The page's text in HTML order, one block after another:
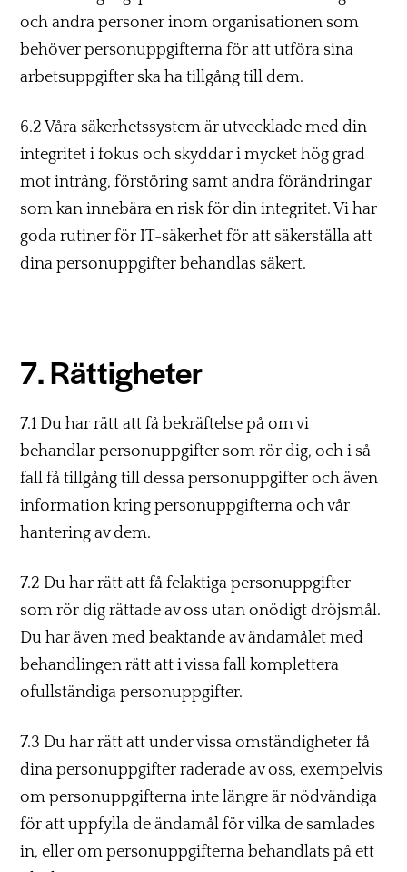
och andra personer inom organisationen som
behöver personuppgifterna för att utföra sina
arbetsuppgifter ska ha tillgång till dem.
6.2 Våra säkerhetssystem är utvecklade med din
integritet i fokus och skyddar i mycket hög grad
mot intrång, förstöring samt andra förändringar
som kan innebära en risk för din integritet. Vi har
goda rutiner för IT-säkerhet för att säkerställa att
dina personuppgifter behandlas säkert.
7. Rättigheter
7.1 Du har rätt att få bekräftelse på om vi
behandlar personuppgifter som rör dig, och i så
fall få tillgång till dessa personuppgifter och även
information kring personuppgifterna och vår
hantering av dem.
7.2 Du har rätt att få felaktiga personuppgifter
som rör dig rättade av oss utan onödigt dröjsmål.
Du har även med beaktande av ändamålet med
behandlingen rätt att i vissa fall komplettera
ofullständiga personuppgifter.
7.3 Du har rätt att under vissa omständigheter få
dina personuppgifter raderade av oss, exempelvis
om personuppgifterna inte längre är nödvändiga
för att uppfylla de ändamål för vilka de samlades
in, eller om personuppgifterna behandlats på ett